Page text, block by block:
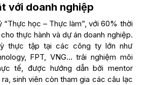
với doanh nghiệp
“Thực học – Thực làm”, với 60% thời
thực hành và dự án doanh nghiệp.
thực tập tại các công ty lớn như
FPT, VNG… trải nghiệm môi
tế, được hướng dẫn bởi mentor
sinh viên còn tham gia các câu lạc